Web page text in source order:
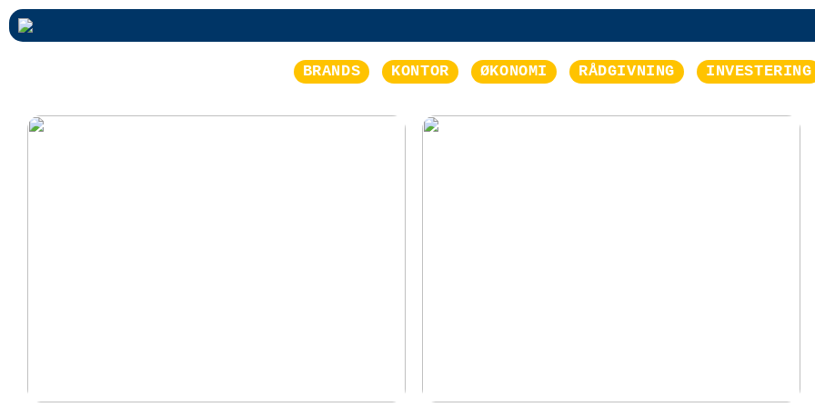
BRANDS KONTOR ØKONOMI RÅDGIVNING INVESTERING